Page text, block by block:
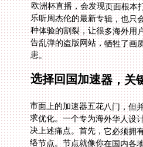
患。
选择回国加速器，关
市面上的加速器五花八门，但
求优化。一个专为海外华人设
决上述痛点。首先，它必须拥
络节点。节点就像你在国内各
质量、数量和分布直接决定了
务会利用智能路由技术，自
快、最稳定的线路，避免你在